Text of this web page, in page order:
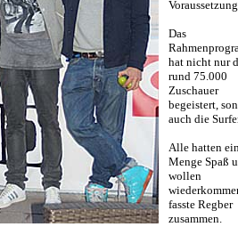
Das
hat nicht nur
rund 75.000
Zuschauer
begeistert,
auch die
Alle hatten
Menge Spaß
wollen
fasste Regber
zusammen.